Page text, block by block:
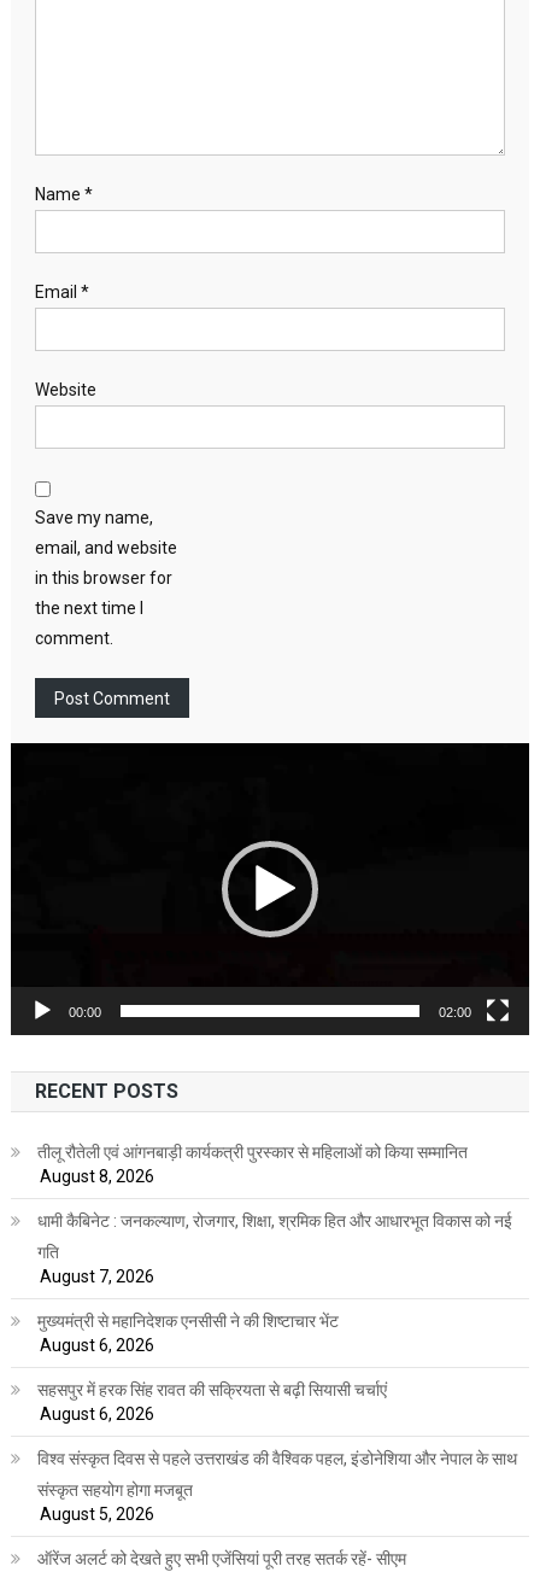
Name *
Email *
Website
Save my name,
email, and website
in this browser for
the next time I
comment.
00:00 02:00
RECENT POSTS
तीलू रौतेली एवं आंगनबाड़ी कार्यकत्री पुरस्कार से महिलाओं को किया सम्मानित
August 8, 2026
धामी कैबिनेट : जनकल्याण, रोजगार, शिक्षा, श्रमिक हित और आधारभूत विकास को नई
गति
August 7, 2026
मुख्यमंत्री से महानिदेशक एनसीसी ने की शिष्टाचार भेंट
August 6, 2026
सहसपुर में हरक सिंह रावत की सक्रियता से बढ़ी सियासी चर्चाएं
August 6, 2026
विश्व संस्कृत दिवस से पहले उत्तराखंड की वैश्विक पहल, इंडोनेशिया और नेपाल के साथ
संस्कृत सहयोग होगा मजबूत
August 5, 2026
ऑरेंज अलर्ट को देखते हुए सभी एजेंसियां पूरी तरह सतर्क रहें- सीएम